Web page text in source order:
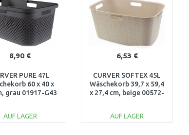
8,90 €
PURE 47L
60 x 40 x
grau 01917-G43
AUF LAGER
6,53 €
CURVER SOFTEX 45L
Wäschekorb 39,7 x 59,4
x 27,4 cm, beige 00572-
AUF LAGER